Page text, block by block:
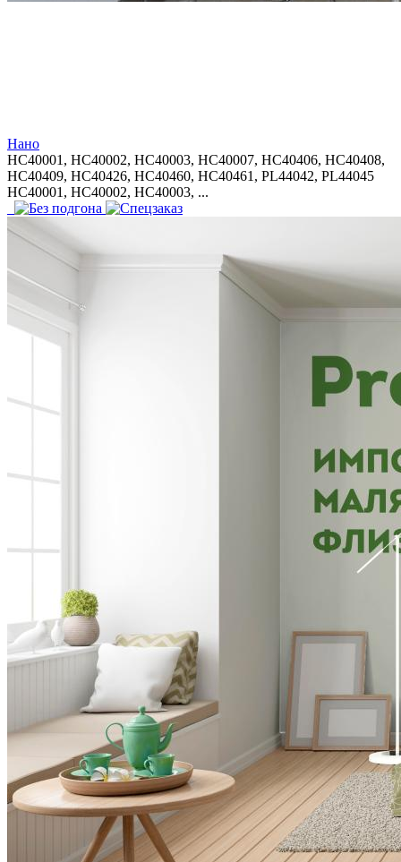
Нано
HC40001, HC40002, HC40003, HC40007, HC40406, HC40408,
HC40409, HC40426, HC40460, HC40461, PL44042, PL44045
HC40001, HC40002, HC40003, ...